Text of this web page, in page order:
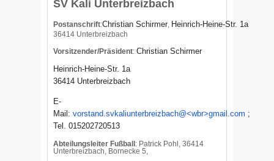
SV Kali Unterbreizbach
Postanschrift:Christian Schirmer, Heinrich-Heine-Str. 1a
36414 Unterbreizbach
Vorsitzender/Präsident: Christian Schirmer
Heinrich-Heine-Str. 1a
36414 Unterbreizbach
E-
Mail: vorstand.svkaliunterbreizbach@<wbr>gmail.com ;
Tel. 015202720513
Abteilungsleiter Fußball : Patrick Pohl, 36414
Unterbreizbach, Bornecke 5,